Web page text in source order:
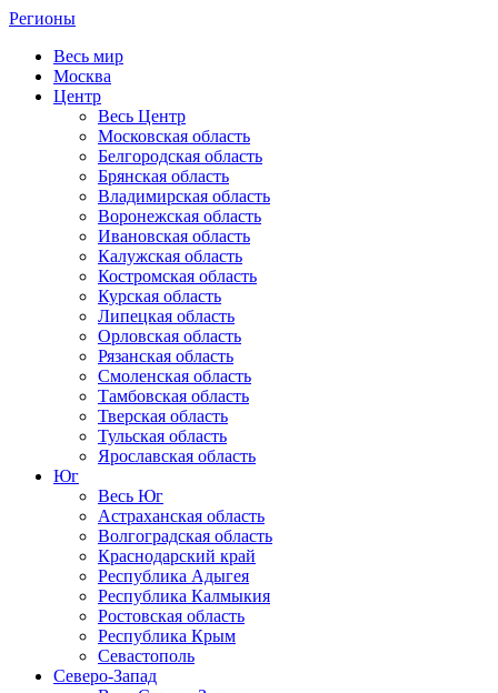
Регионы
Весь мир
Москва
Центр
Весь Центр
Московская область
Белгородская область
Брянская область
Владимирская область
Воронежская область
Ивановская область
Калужская область
Костромская область
Курская область
Липецкая область
Орловская область
Рязанская область
Смоленская область
Тамбовская область
Тверская область
Тульская область
Ярославская область
Юг
Весь Юг
Астраханская область
Волгоградская область
Краснодарский край
Республика Адыгея
Республика Калмыкия
Ростовская область
Республика Крым
Севастополь
Северо-Запад